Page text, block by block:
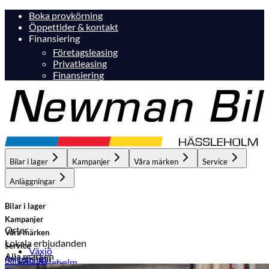
Boka provkörning
Öppettider & kontakt
Finansiering
Företagsleasing
Privatleasing
Finansiering
Bilar i lager Kampanjer Våra märken Service
Anläggningar
Bilar i lager
Orter
Växjö
Hässleholm
Kampanjer
Lokala erbjudanden
Hässleholm
Våra märken
Alla märken
Service
Anläggningar
Sälj din bil